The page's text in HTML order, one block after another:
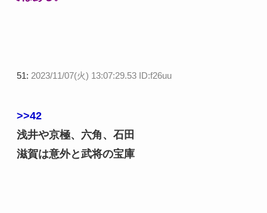
51: 2023/11/07(火) 13:07:29.53 ID:f26uu
>>42
浅井や京極、六角、石田
滋賀は意外と武将の宝庫